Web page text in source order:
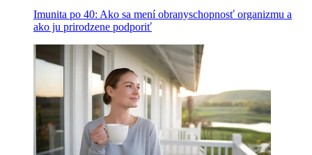
Imunita po 40: Ako sa mení obranyschopnosť organizmu a
ako ju prirodzene podporiť